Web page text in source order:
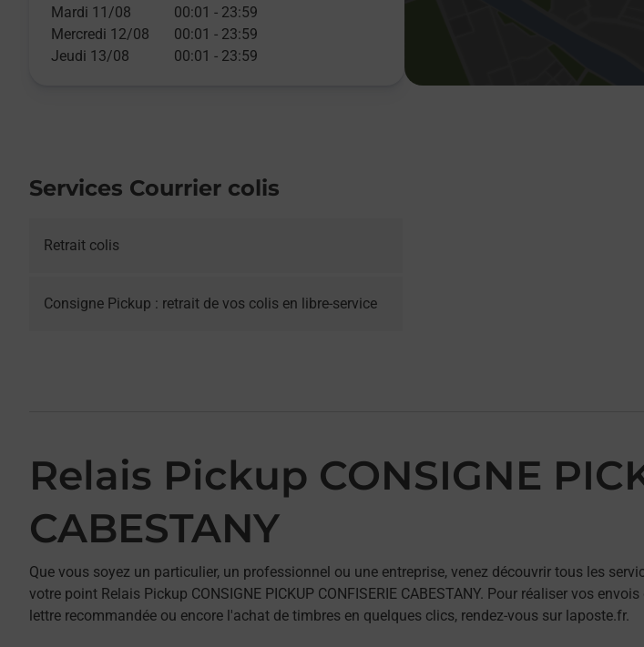
Mardi 11/08
00:01 - 23:59
Mercredi 12/08
00:01 - 23:59
Jeudi 13/08
00:01 - 23:59
Services Courrier colis
Retrait colis
Consigne Pickup : retrait de vos colis en libre-service
Relais Pickup CONSIGNE
CABESTANY
Que vous soyez un particulier, un professionnel ou une entreprise, venez découvrir tous les
votre point Relais Pickup CONSIGNE PICKUP CONFISERIE CABESTANY. Pour réaliser vos
lettre recommandée ou encore l'achat de timbres en quelques clics, rendez-vous sur laposte.fr.